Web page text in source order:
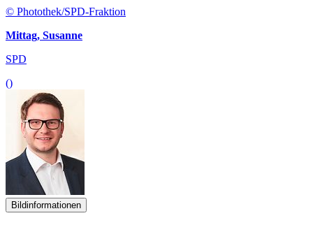
© Photothek/SPD-Fraktion
Mittag, Susanne
SPD
()
Bildinformationen